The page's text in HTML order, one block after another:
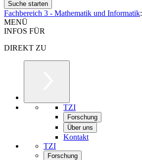
Fachbereich 3 - Mathematik und Informatik:
MENÜ
INFOS FÜR
DIREKT ZU
TZI
Forschung
Über uns
Kontakt
TZI
Forschung